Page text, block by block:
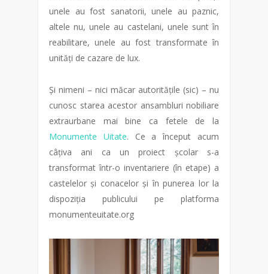
unele au fost sanatorii, unele au paznic,
altele nu, unele au castelani, unele sunt în
reabilitare, unele au fost transformate în
unități de cazare de lux.
Și nimeni – nici măcar autoritățile (sic) – nu
cunosc starea acestor ansambluri nobiliare
extraurbane mai bine ca fetele de la
Monumente Uitate. Ce a început acum
câțiva ani ca un proiect școlar s-a
transformat într-o inventariere (în etape) a
castelelor și conacelor și în punerea lor la
dispoziția publicului pe platforma
monumenteuitate.org